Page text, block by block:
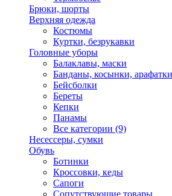
Брюки, шорты
Верхняя одежда
Костюмы
Куртки, безрукавки
Головные уборы
Балаклавы, маски
Банданы, косынки, арафатки
Бейсболки
Береты
Кепки
Панамы
Все категории (9)
Несессеры, сумки
Обувь
Ботинки
Кроссовки, кеды
Сапоги
Сопутствующие товары